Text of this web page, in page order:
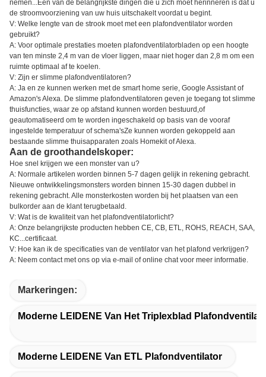
nemen...Een van de belangrijkste dingen die u zich moet herinneren is dat u
de stroomvoorziening van uw huis uitschakelt voordat u begint.
V: Welke lengte van de strook moet met een plafondventilator worden
gebruikt?
A: Voor optimale prestaties moeten plafondventilatorbladen op een hoogte
van ten minste 2,4 m van de vloer liggen, maar niet hoger dan 2,8 m om een
ruimte optimaal af te koelen.
V: Zijn er slimme plafondventilatoren?
A: Ja en ze kunnen werken met de smart home serie, Google Assistant of
Amazon's Alexa. De slimme plafondventilatoren geven je toegang tot slimme
thuisfuncties, waar ze op afstand kunnen worden bestuurd,of
geautomatiseerd om te worden ingeschakeld op basis van de vooraf
ingestelde temperatuur of schema'sZe kunnen worden gekoppeld aan
bestaande slimme thuisapparaten zoals Homekit of Alexa.
Aan de groothandelskoper:
Hoe snel krijgen we een monster van u?
A: Normale artikelen worden binnen 5-7 dagen gelijk in rekening gebracht.
Nieuwe ontwikkelingsmonsters worden binnen 15-30 dagen dubbel in
rekening gebracht. Alle monsterkosten worden bij het plaatsen van een
bulkorder aan de klant terugbetaald.
V: Wat is de kwaliteit van het plafondventilatorlicht?
A: Onze belangrijkste producten hebben CE, CB, ETL, ROHS, REACH, SAA,
KC...certificaat.
V: Hoe kan ik de specificaties van de ventilator van het plafond verkrijgen?
A: Neem contact met ons op via e-mail of online chat voor meer informatie.
Markeringen:
Moderne LEIDENE Van Het Triplexblad
Moderne LEIDENE Van ETL Plafondventilator